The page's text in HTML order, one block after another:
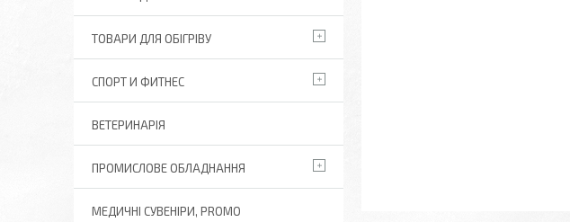
ТОВАРИ ДЛЯ ОБІГРІВУ
СПОРТ И ФИТНЕС
ВЕТЕРИНАРІЯ
ПРОМИСЛОВЕ ОБЛАДНАННЯ
МЕДИЧНІ СУВЕНІРИ, PROMO